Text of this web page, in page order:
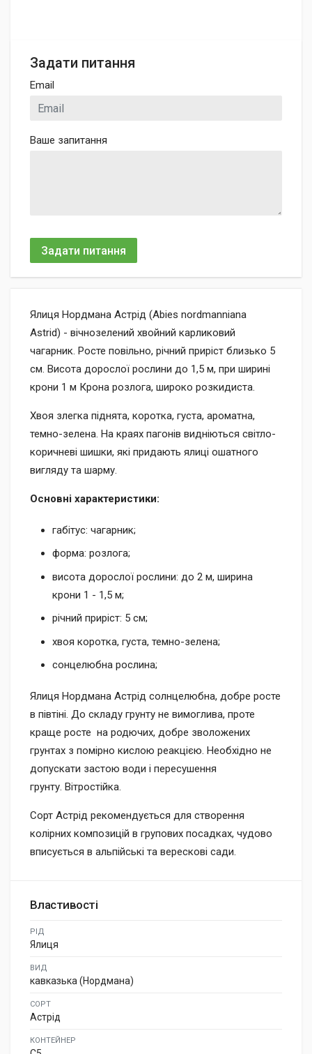
Задати питання
Email
Ваше запитання
Задати питання
Ялиця Нордмана Астрід (Abies nordmanniana
Astrid) - вічнозелений хвойний карликовий
чагарник. Росте повільно, річний приріст близько 5
см. Висота дорослої рослини до 1,5 м, при ширині
крони 1 м Крона розлога, широко розкидиста.
Хвоя злегка піднята, коротка, густа, ароматна,
темно-зелена. На краях пагонів видніються світло-
коричневі шишки, які придають ялиці ошатного
вигляду та шарму.
Основні характеристики:
габітус: чагарник;
форма: розлога;
висота дорослої рослини: до 2 м, ширина
крони 1 - 1,5 м;
річний приріст: 5 см;
хвоя коротка, густа, темно-зелена;
сонцелюбна рослина;
Ялиця Нордмана Астрід солнцелюбна, добре росте
в півтіні. До складу грунту не вимоглива, проте
краще росте на родючих, добре зволожених
грунтах з помірно кислою реакцією. Необхідно не
допускати застою води і пересушення
грунту. Вітростійка.
Сорт Астрід рекомендується для створення
колірних композицій в групових посадках, чудово
вписується в альпійські та верескові сади.
Властивості
РІД
Ялиця
ВИД
кавказька (Нордмана)
СОРТ
Астрід
КОНТЕЙНЕР